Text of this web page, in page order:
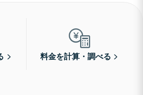
料金を計算・調べる